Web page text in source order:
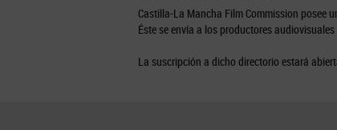
Castilla-La Mancha Film Commission posee
Éste se envía a los productores
La suscripción a dicho directorio estará